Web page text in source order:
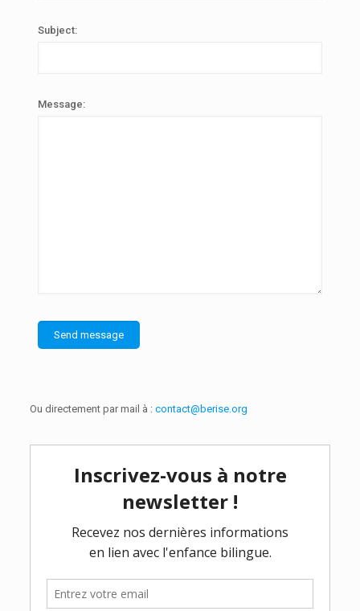
Subject:
Message:
Ou directement par mail à : contact@berise.org